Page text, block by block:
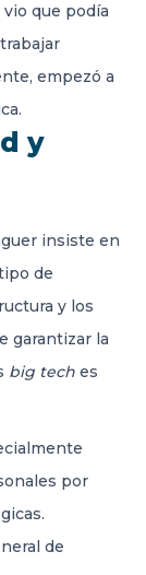
que podía
empezó a
y
insiste en
de
y los
garantizar la
big tech es
por
de